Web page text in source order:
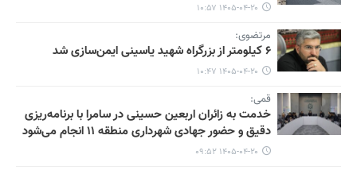
۱۴۰۵-۰۴-۲۰ ۱۰:۵۷
مرتضوی:
۶ کیلومتر از بزرگراه شهید یاسینی ایمن‌سازی شد
۱۴۰۵-۰۴-۲۰ ۱۰:۴۷
قمی:
خدمت به زائران اربعین حسینی در سامرا با برنامه‌ریزی
دقیق و حضور جهادی شهرداری منطقه ۱۱ انجام می‌شود
۱۴۰۵-۰۴-۲۰ ۰۹:۵۲